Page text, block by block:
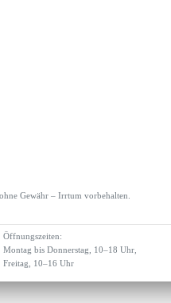
Gewähr – Irrtum vorbehalten.
Öffnungszeiten:
Montag bis Donnerstag, 10–18 Uhr,
Freitag, 10–16 Uhr